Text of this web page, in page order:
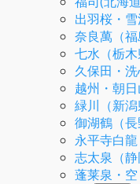
出羽桜・雪
奈良萬（福
七水（栃木
久保田・洗
越州・朝日
緑川（新潟
御湖鶴（長
永平寺白龍
志太泉（静
蓬莱泉・空